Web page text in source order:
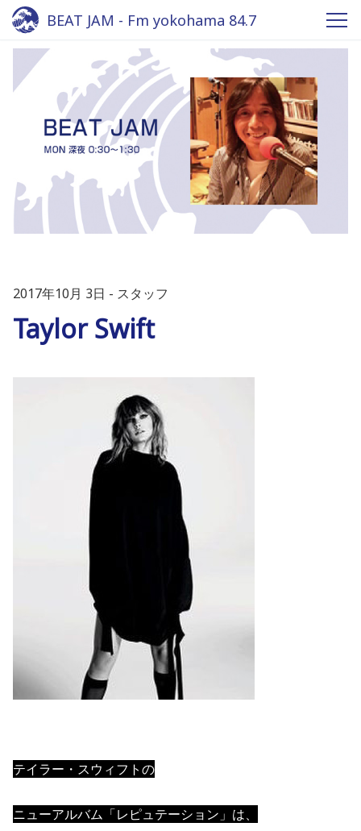
BEAT JAM - Fm yokohama 84.7
2017年10月 3日 スタッフ
Taylor Swift
テイラー・スウィフトの
ニューアルバム「レピュテーション」は、